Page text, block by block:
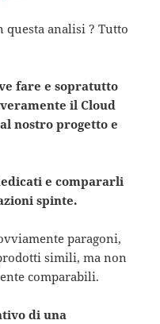
questa analisi ? Tutto
fare e sopratutto
il Cloud
nostro progetto e
e compararli
spinte.
paragoni,
simili, ma non
comparabili.
di una